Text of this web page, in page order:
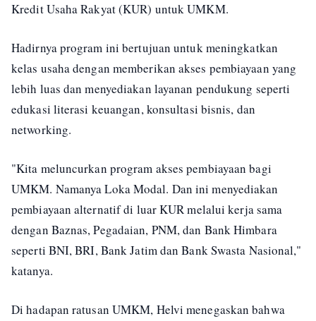
Kredit Usaha Rakyat (KUR) untuk UMKM.
Hadirnya program ini bertujuan untuk meningkatkan
kelas usaha dengan memberikan akses pembiayaan yang
lebih luas dan menyediakan layanan pendukung seperti
edukasi literasi keuangan, konsultasi bisnis, dan
networking.
"Kita meluncurkan program akses pembiayaan bagi
UMKM. Namanya Loka Modal. Dan ini menyediakan
pembiayaan alternatif di luar KUR melalui kerja sama
dengan Baznas, Pegadaian, PNM, dan Bank Himbara
seperti BNI, BRI, Bank Jatim dan Bank Swasta Nasional,"
katanya.
Di hadapan ratusan UMKM, Helvi menegaskan bahwa